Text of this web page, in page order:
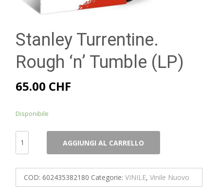
Stanley Turrentine.
Rough ‘n’ Tumble (LP)
65.00 CHF
Disponibile
Tumble
AGGIUNGI AL CARRELLO
COD: 602435382180 Categorie: VINILE, Vinile Nuovo